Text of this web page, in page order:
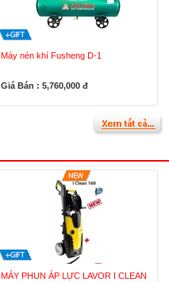
Máy nén khí Fusheng D-1
Giá Bán : 5,760,000 đ
MÁY PHUN ÁP LỰC LAVOR I CLEAN